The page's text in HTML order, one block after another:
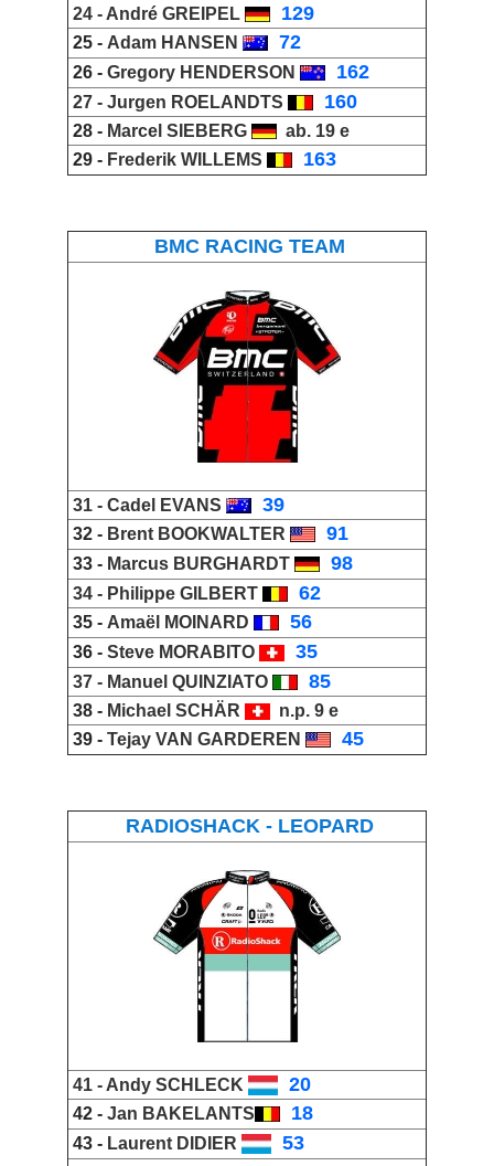
24 - André GREIPEL 129
25 - Adam HANSEN 72
26 - Gregory HENDERSON 162
27 - Jurgen ROELANDTS 160
28 - Marcel SIEBERG
ab. 19 e
29 - Frederik WILLEMS 163
BMC RACING TEAM
31 - Cadel EVANS 39
32 - Brent BOOKWALTER 91
33 - Marcus BURGHARDT 98
34 - Philippe GILBERT 62
35 - Amaël MOINARD 56
36 - Steve MORABITO 35
37 - Manuel QUINZIATO 85
38 - Michael SCHÄR
n.p. 9 e
39 - Tejay VAN GARDEREN 45
RADIOSHACK - LEOPARD
41 - Andy SCHLECK 20
42 - Jan BAKELANTS 18
43 - Laurent DIDIER 53